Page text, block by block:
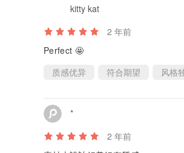
kitty kat
2 年前
Perfect 🤩
质感优异
符合期望 风格
*
2 年前